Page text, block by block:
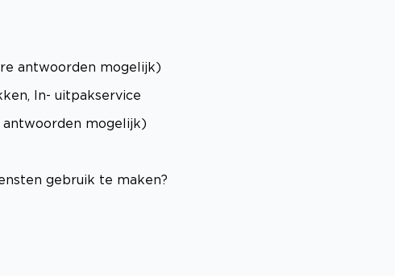
antwoorden mogelijk)
In- uitpakservice
mogelijk)
gebruik te maken?